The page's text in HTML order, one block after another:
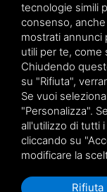
0532 93099
377 5462393
VIA G.ROSSINI
Questo sito è protetto da
Servicedi Google.
tecnologie simili
consenso,
mostrati annunci
utili per te, come
Chiudendo
su "Rifiuta",
Se vuoi
"Personalizza".
all'utilizzo di tutti
cliccando su
modificare la
Rifiuta